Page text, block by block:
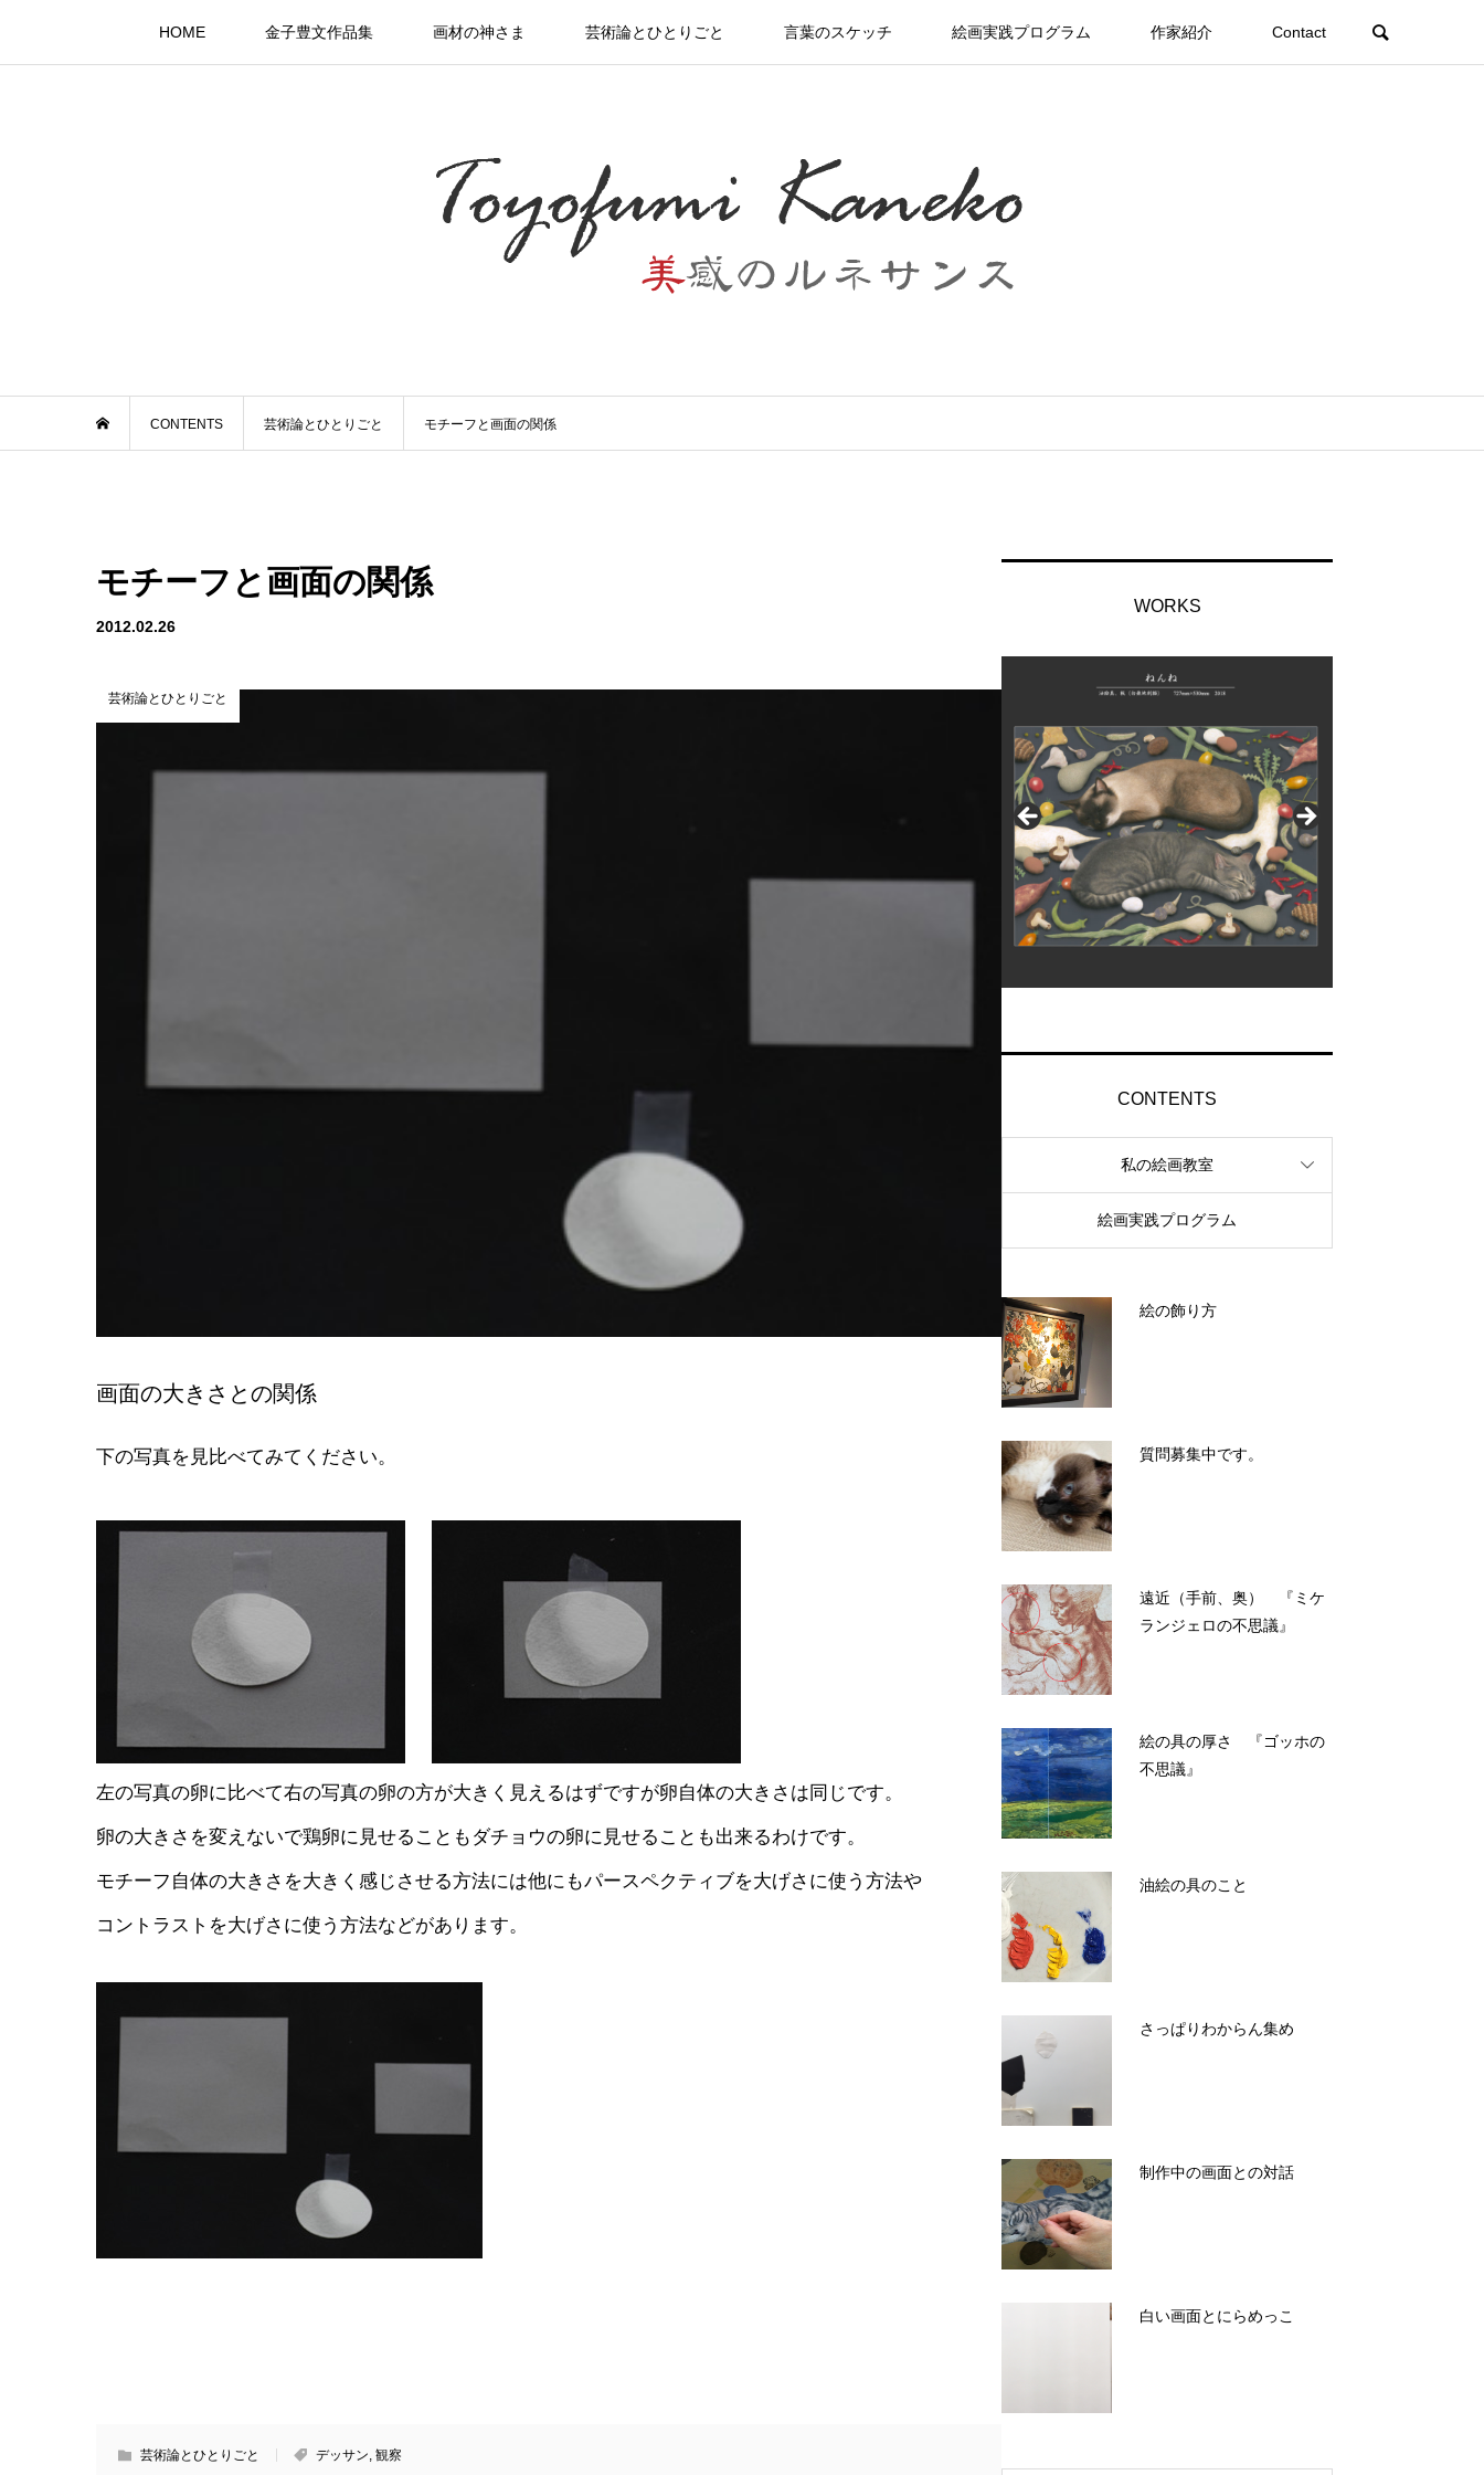
HOME 金子豊文作品集 画材の神さま 芸術論とひとりごと 言葉のスケッチ 絵画実践プログラム 作家紹介 Contact
CONTENTS 芸術論とひとりごと モチーフと画面の関係
モチーフと画面の関係
2012.02.26
芸術論とひとりごと
画面の大きさとの関係
下の写真を見比べてみてください。
左の写真の卵に比べて右の写真の卵の方が大きく見えるはずですが卵自体の大きさは同じです。
卵の大きさを変えないで鶏卵に見せることもダチョウの卵に見せることも出来るわけです。
モチーフ自体の大きさを大きく感じさせる方法には他にもパースペクティブを大げさに使う方法や
コントラストを大げさに使う方法などがあります。
芸術論とひとりごと デッサン, 観察
WORKS
CONTENTS
私の絵画教室
絵画実践プログラム
絵の飾り方
質問募集中です。
遠近（手前、奥） 『ミケ
ランジェロの不思議』
絵の具の厚さ 『ゴッホの
不思議』
油絵の具のこと
さっぱりわからん集め
制作中の画面との対話
白い画面とにらめっこ